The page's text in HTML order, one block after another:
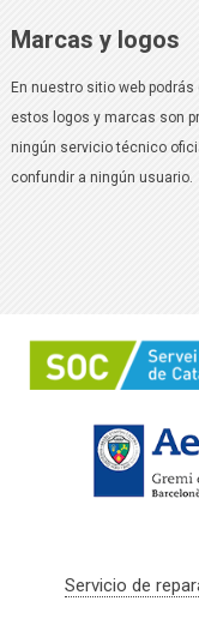
Marcas y logos
En nuestro sitio web
estos logos y marcas son
ningún servicio técnico
confundir a ningún usuario.
Servicio de